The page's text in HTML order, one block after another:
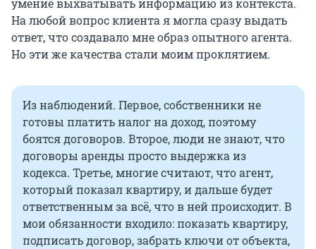
умение выхватывать информацию из контекста.
На любой вопрос клиента я могла сразу выдать
ответ, что создавало мне образ опытного агента.
Но эти же качества стали моим проклятием.
Из наблюдений. Первое, собственники не
готовы платить налог на доход, поэтому
боятся договоров. Второе, люди не знают, что
договоры аренды просто выдержка из
кодекса. Третье, многие считают, что агент,
который показал квартиру, и дальше будет
ответственным за всё, что в ней происходит. В
мои обязанности входило: показать квартиру,
подписать договор, забрать ключи от объекта,